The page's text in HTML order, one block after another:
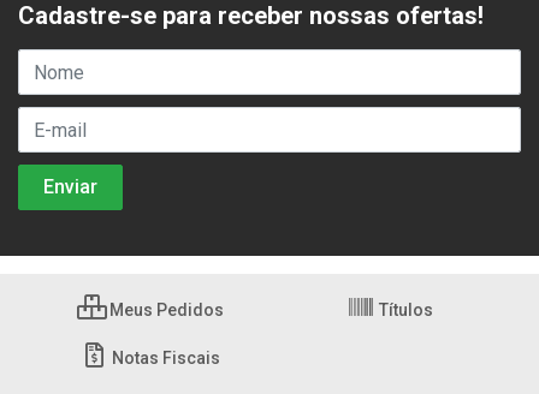
Cadastre-se para receber nossas ofertas!
Meus Pedidos Títulos
Notas Fiscais